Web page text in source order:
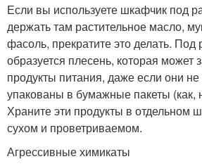
Если вы используете шкафчик под
держать там растительное масло,
фасоль, прекратите это делать. Под
образуется плесень, которая может
продукты питания, даже если они
упакованы в бумажные пакеты (как,
Храните эти продукты в отдельном
сухом и проветриваемом.
Агрессивные химикаты